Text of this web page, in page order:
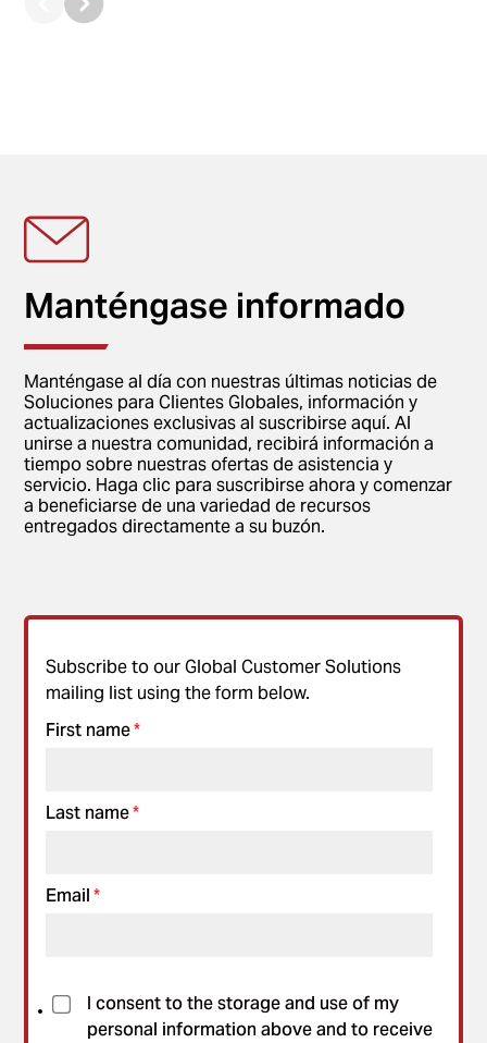
Manténgase informado
Manténgase al día con nuestras últimas noticias de
Soluciones para Clientes Globales, información y
actualizaciones exclusivas al suscribirse aquí. Al
unirse a nuestra comunidad, recibirá información a
tiempo sobre nuestras ofertas de asistencia y
servicio. Haga clic para suscribirse ahora y comenzar
a beneficiarse de una variedad de recursos
entregados directamente a su buzón.
Subscribe to our Global Customer Solutions
mailing list using the form below.
First name*
Last name*
Email *
I consent to the storage and use of my
personal information above and to receive